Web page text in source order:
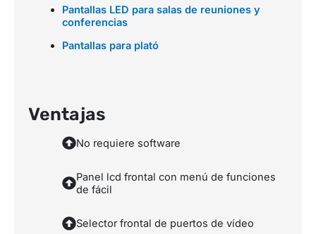
Pantallas LED para salas de reuniones y
conferencias
Pantallas para plató
Ventajas
No requiere software
Panel lcd frontal con menú de funciones
de fácil
Selector frontal de puertos de vídeo